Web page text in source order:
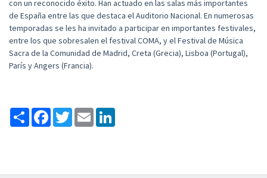
con un reconocido éxito. Han actuado en las salas más importantes
de España entre las que destaca el Auditorio Nacional. En numerosas
temporadas se les ha invitado a participar en importantes festivales,
entre los que sobresalen el festival COMA, y el Festival de Música
Sacra de la Comunidad de Madrid, Creta (Grecia), Lisboa (Portugal),
París y Angers (Francia).
CompartirFacebookTwitterEmail